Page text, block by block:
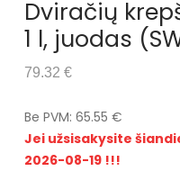
Dviračių
1 l, juodas
79.32 €
Be PVM: 65.55 €
Jei užsisakysite
2026-08-19 !!!